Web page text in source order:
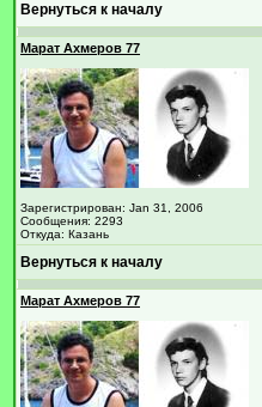
Вернуться к началу
Марат Ахмеров 77
Зарегистрирован: Jan 31, 2006
Сообщения: 2293
Откуда: Казань
Вернуться к началу
Марат Ахмеров 77